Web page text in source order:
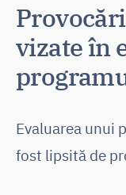
vizate în
Evaluarea unui
fost lipsită de